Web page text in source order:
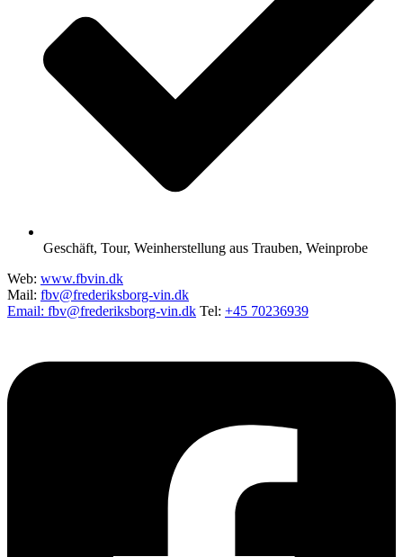
Geschäft, Tour, Weinherstellung aus Trauben, Weinprobe
Web: www.fbvin.dk
Mail: fbv@frederiksborg-vin.dk
Email: fbv@frederiksborg-vin.dk Tel: +45 70236939